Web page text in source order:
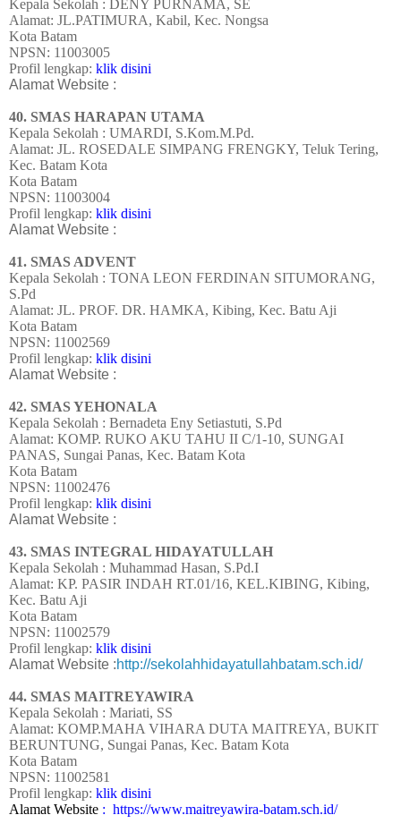
Kepala Sekolah : DENY PURNAMA, SE
Alamat: JL.PATIMURA, Kabil, Kec. Nongsa
Kota Batam
NPSN: 11003005
Profil lengkap: klik disini
Alamat Website :
40. SMAS HARAPAN UTAMA
Kepala Sekolah : UMARDI, S.Kom.M.Pd.
Alamat: JL. ROSEDALE SIMPANG FRENGKY, Teluk Tering,
Kec. Batam Kota
Kota Batam
NPSN: 11003004
Profil lengkap: klik disini
Alamat Website :
41. SMAS ADVENT
Kepala Sekolah : TONA LEON FERDINAN SITUMORANG,
S.Pd
Alamat: JL. PROF. DR. HAMKA, Kibing, Kec. Batu Aji
Kota Batam
NPSN: 11002569
Profil lengkap: klik disini
Alamat Website :
42. SMAS YEHONALA
Kepala Sekolah : Bernadeta Eny Setiastuti, S.Pd
Alamat: KOMP. RUKO AKU TAHU II C/1-10, SUNGAI
PANAS, Sungai Panas, Kec. Batam Kota
Kota Batam
NPSN: 11002476
Profil lengkap: klik disini
Alamat Website :
43. SMAS INTEGRAL HIDAYATULLAH
Kepala Sekolah : Muhammad Hasan, S.Pd.I
Alamat: KP. PASIR INDAH RT.01/16, KEL.KIBING, Kibing,
Kec. Batu Aji
Kota Batam
NPSN: 11002579
Profil lengkap: klik disini
Alamat Website :http://sekolahhidayatullahbatam.sch.id/
44. SMAS MAITREYAWIRA
Kepala Sekolah : Mariati, SS
Alamat: KOMP.MAHA VIHARA DUTA MAITREYA, BUKIT
BERUNTUNG, Sungai Panas, Kec. Batam Kota
Kota Batam
NPSN: 11002581
Profil lengkap: klik disini
Alamat Website : https://www.maitreyawira-batam.sch.id/